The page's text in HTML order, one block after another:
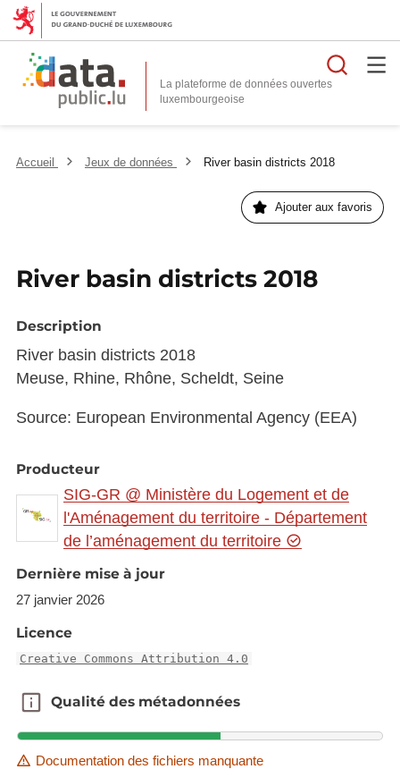
La plateforme de données ouvertes
Accueil Jeux de données River basin districts 2018
Ajouter aux favoris
River basin districts 2018
Description
River basin districts 2018
Meuse, Rhine, Rhône, Scheldt, Seine
Source: European Environmental Agency (EEA)
Producteur
SIG-GR @ Ministère du Logement et de
l'Aménagement du territoire - Département
de l’aménagement du territoire
Dernière mise à jour
27 janvier 2026
Licence
Creative Commons Attribution 4.0
Qualité des métadonnées
Qualité des métadonnées
Documentation des fichiers manquante